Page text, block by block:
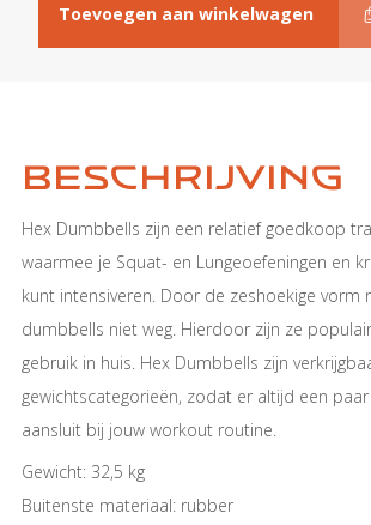
Toevoegen aan winkelwagen
Beschrijving
Hex Dumbbells zijn een relatief goedkoop
waarmee je Squat- en Lungeoefeningen en
kunt intensiveren. Door de zeshoekige vorm
dumbbells niet weg. Hierdoor zijn ze
gebruik in huis. Hex Dumbbells zijn
gewichtscategorieën, zodat er altijd een
aansluit bij jouw workout routine.
Gewicht: 32,5 kg
Buitenste materiaal: rubber